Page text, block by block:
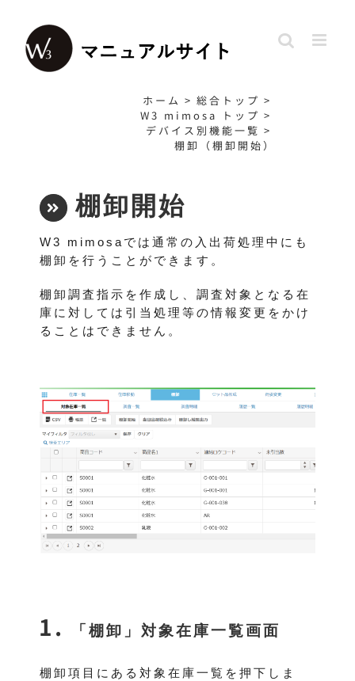
content
ホーム > 総合トップ >
W3 mimosa トップ >
デバイス別機能一覧 >
棚卸（棚卸開始）
棚卸開始
W3 mimosaでは通常の入出荷処理中にも
棚卸を行うことができます。
棚卸調査指示を作成し、調査対象となる在
庫に対しては引当処理等の情報変更をかけ
ることはできません。
「棚卸」対象在庫一覧画面
棚卸項目にある対象在庫一覧を押下しま